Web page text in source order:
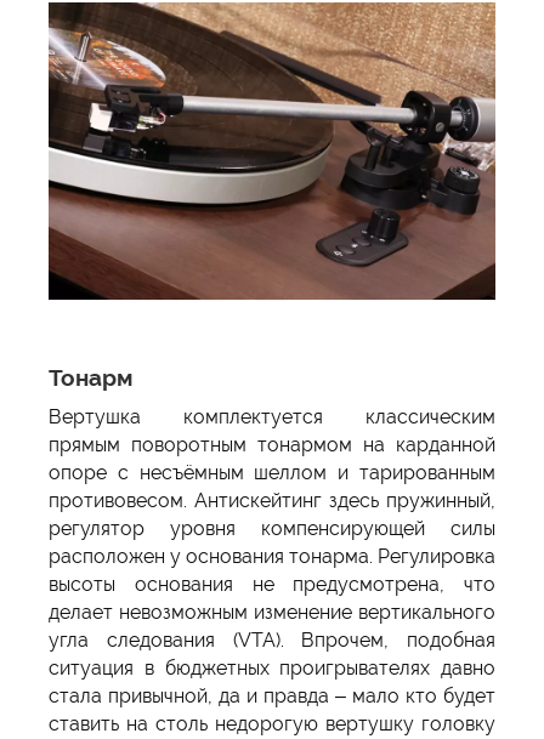
Тонарм
Вертушка комплектуется классическим
прямым поворотным тонармом на карданной
опоре с несъёмным шеллом и тарированным
противовесом. Антискейтинг здесь пружинный,
регулятор уровня компенсирующей силы
расположен у основания тонарма. Регулировка
высоты основания не предусмотрена, что
делает невозможным изменение вертикального
угла следования (VTA). Впрочем, подобная
ситуация в бюджетных проигрывателях давно
стала привычной, да и правда – мало кто будет
ставить на столь недорогую вертушку головку